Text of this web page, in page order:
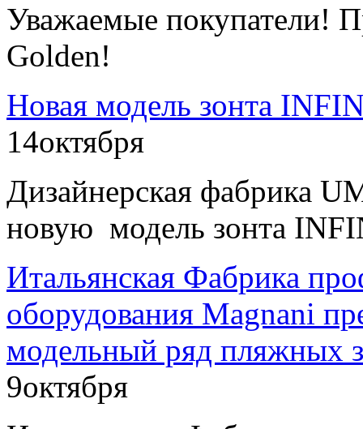
Уважаемые покупатели!
Golden!
Новая модель зонта
14октября
Дизайнерская фабрика
новую модель зонта
Итальянская Фабрика
оборудования Magnani
модельный ряд пляжных
9октября